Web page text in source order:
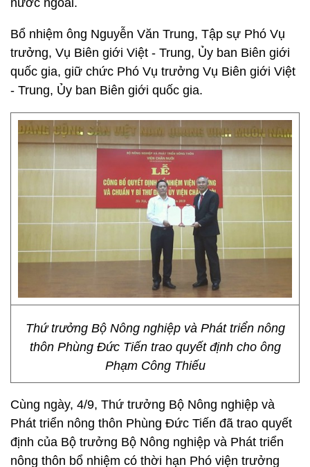
nước ngoài.
Bổ nhiệm ông Nguyễn Văn Trung, Tập sự Phó Vụ
trưởng, Vụ Biên giới Việt - Trung, Ủy ban Biên giới
quốc gia, giữ chức Phó Vụ trưởng Vụ Biên giới Việt
- Trung, Ủy ban Biên giới quốc gia.
Thứ trưởng Bộ Nông nghiệp và Phát triển nông
thôn Phùng Đức Tiến trao quyết định cho ông
Phạm Công Thiếu
Cùng ngày, 4/9, Thứ trưởng Bộ Nông nghiệp và
Phát triển nông thôn Phùng Đức Tiến đã trao quyết
định của Bộ trưởng Bộ Nông nghiệp và Phát triển
nông thôn bổ nhiệm có thời hạn Phó viện trưởng